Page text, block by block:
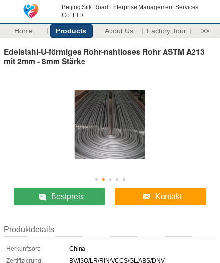
Beijing Silk Road Enterprise Management Services
Co.,LTD
Home Products About Us Factory Tour >>
Edelstahl-U-förmiges Rohr-nahtloses Rohr ASTM A213
mit 2mm - 8mm Stärke
Bestpreis Kontakt
Produktdetails
Herkunftsort:
China
Zertifizierung:
BV/ISO/LR/RINA/CCS/GL/ABS/DNV